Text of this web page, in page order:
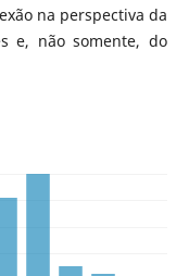
na perspectiva da
e, não somente, do